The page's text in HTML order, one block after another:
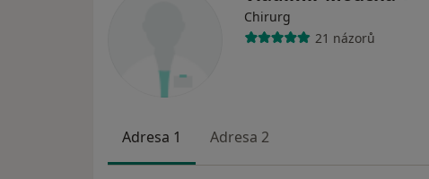
Chirurg
21 názorů
Adresa 1 Adresa 2